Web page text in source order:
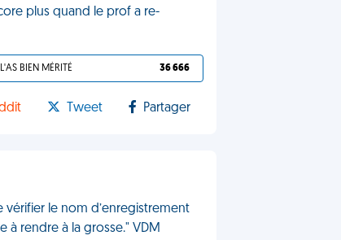
plus quand le prof a re-
L'AS BIEN MÉRITÉ 36 666
Tweet Partager
vérifier le nom d’enregistrement
à rendre à la grosse." VDM